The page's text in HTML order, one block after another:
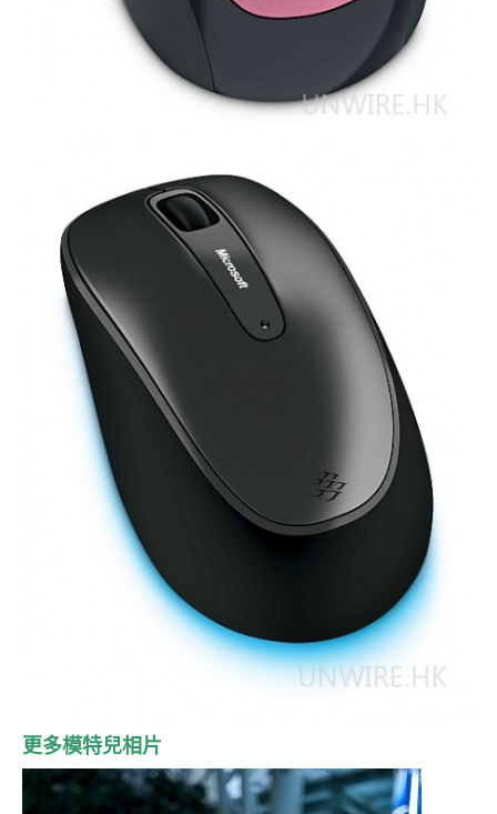
更多模特兒相片